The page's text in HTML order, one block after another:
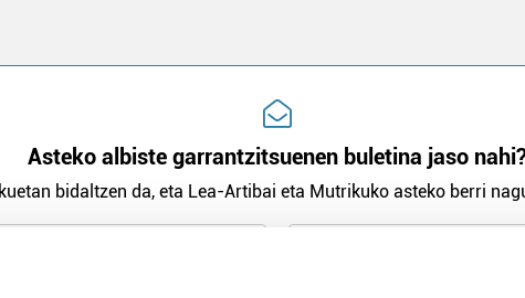
Asteko albiste garrantzitsuenen buletina jaso
bidaltzen da, eta Lea-Artibai eta Mutrikuko asteko berri